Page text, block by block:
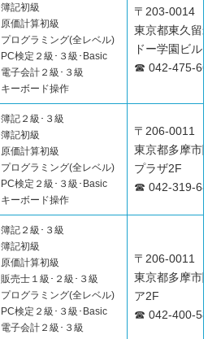
簿記初級
原価計算初級
プログラミング(全レベル)
PC検定２級･３級･Basic
電子会計２級･３級
キーボード操作
〒203-0014
東京都東久
ドー学園ビル
☎ 042-475-
簿記２級･３級
簿記初級
原価計算初級
プログラミング(全レベル)
PC検定２級･３級･Basic
キーボード操作
〒206-0011
東京都多摩市
プラザ2F
☎ 042-319-
簿記２級･３級
簿記初級
原価計算初級
販売士１級･２級･３級
プログラミング(全レベル)
PC検定２級･３級･Basic
電子会計２級･３級
〒206-0011
東京都多摩市
ア2F
☎ 042-400-